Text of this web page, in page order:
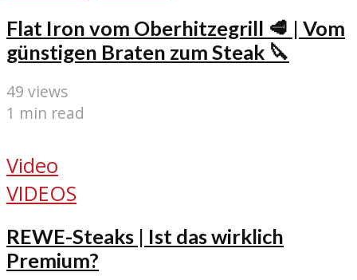
Flat Iron vom Oberhitzegrill 🥩 | Vom
günstigen Braten zum Steak 🔪
49 views
1 min read
Video
VIDEOS
REWE-Steaks | Ist das wirklich
Premium?